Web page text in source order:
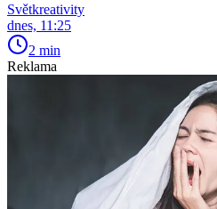
Světkreativity
dnes, 11:25
2 min
Reklama